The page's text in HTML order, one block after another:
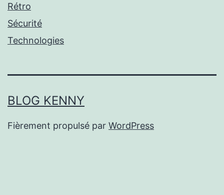
Rétro
Sécurité
Technologies
BLOG KENNY
Fièrement propulsé par WordPress